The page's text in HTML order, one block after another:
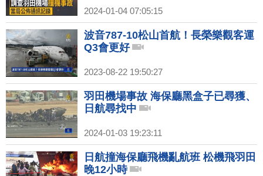
2024-01-04 07:05:15
波音787-10松山首航！長榮樂觀客運
Q3會更好
2023-08-22 19:50:27
羽田機場事故 海保廳黑盒子已尋獲、
日航尋找中
2024-01-03 19:23:11
日航撞海保廳飛機亂航班 松機飛羽田
晚12小時